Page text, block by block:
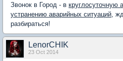
Звонок в Город - в круглосуточную
устранению аварийных ситуаций ,
разбираться!
LenorCHIK
23 Oct 2014